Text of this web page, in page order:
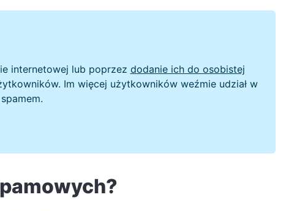
internetowej lub poprzez dodanie ich do osobistej
Im więcej użytkowników weźmie udział w